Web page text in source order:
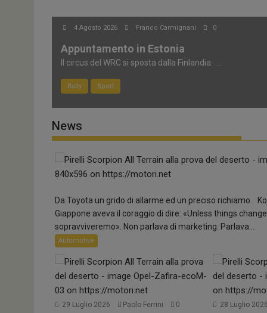
4 Agosto 2026 Franco Carmignani 0
Appuntamento in Estonia
Il circus del WRC si sposta dalla Finlandia. ...
Rally Sport
6 Agosto 2026
Smart aggiorna la gamma
Smart #5 Premium debutta con la trazione integrale
Ecologiche
News
Da Toyota un grido di allarme ed un preciso richiamo.
Giappone aveva il coraggio di dire: «Unless things
sopravviveremo». Non parlava di marketing. Parlava...
Automotive
29 Luglio 2026 Paolo Ferrini 0 28 Luglio 2026